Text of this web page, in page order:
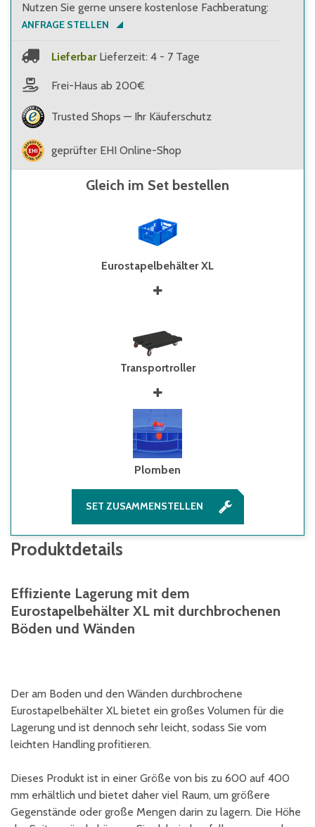
Nutzen Sie gerne unsere kostenlose Fachberatung:
ANFRAGE STELLEN
Lieferbar Lieferzeit: 4 - 7 Tage
Frei-Haus ab 200€
Trusted Shops — Ihr Käuferschutz
geprüfter EHI Online-Shop
Gleich im Set bestellen
Eurostapelbehälter XL
Transportroller
Plomben
SET ZUSAMMENSTELLEN
Produktdetails
Effiziente Lagerung mit dem
Eurostapelbehälter XL mit durchbrochenen
Böden und Wänden
Der am Boden und den Wänden durchbrochene
Eurostapelbehälter XL bietet ein großes Volumen für die
Lagerung und ist dennoch sehr leicht, sodass Sie vom
leichten Handling profitieren.
Dieses Produkt ist in einer Größe von bis zu 600 auf 400
mm erhältlich und bietet daher viel Raum, um größere
Gegenstände oder große Mengen darin zu lagern. Die Höhe